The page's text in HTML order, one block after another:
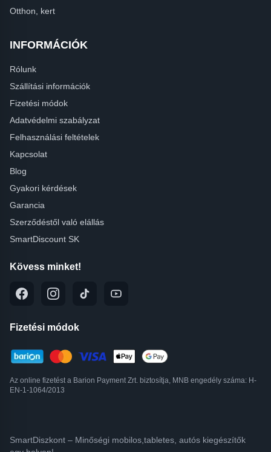
Otthon, kert
INFORMÁCIÓK
Rólunk
Szállítási információk
Fizetési módok
Adatvédelmi szabályzat
Felhasználási feltételek
Kapcsolat
Blog
Gyakori kérdések
Garancia
Szerződéstől való elállás
SmartDiscount SK
Kövess minket!
Fizetési módok
Az online fizetést a Barion Payment Zrt. biztosítja, MNB engedély száma: H-
EN-1-1064/2013
SmartDiszkont – Minőségi mobilos,tabletes, autós kiegészítők